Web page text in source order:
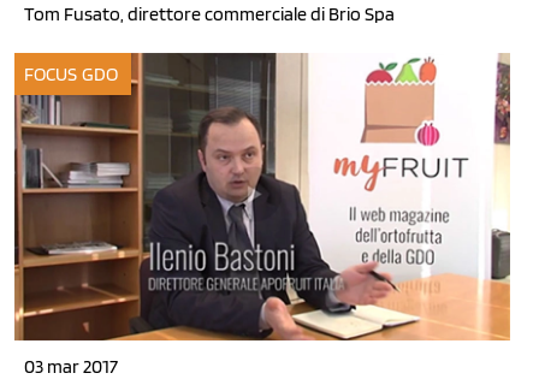
Tom Fusato, direttore commerciale di Brio Spa
FOCUS GDO
03 mar 2017